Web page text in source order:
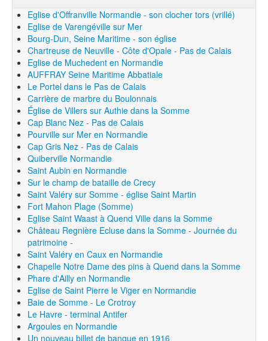
Eglise d'Offranville Normandie - son clocher tors (vrillé)
Eglise de Varengéville sur Mer
Bourg-Dun, Seine Maritime - son église
Chartreuse de Neuville - Côte d'Opale - Pas de Calais
Eglise de Muchedent en Normandie
AUFFRAY Seine Maritime Abbatiale
Le Portel dans le Pas de Calais
Carrière de marbre du Boulonnais
Église de Villers sur Authie dans la Somme
Cap Blanc Nez - Pas de Calais
Pourville sur Mer en Normandie
Cap Gris Nez - Pas de Calais
Quiberville Normandie
Saint Aubin en Normandie
Sur le champ de bataille de Crecy
Saint Valéry sur Somme - église Saint Martin
Fort Mahon Plage (Somme)
Eglise Saint Waast à Quend Ville dans la Somme
Château Regnière Ecluse dans la Somme - Journée du
patrimoine -
Saint Valéry en Caux en Normandie
Chapelle Notre Dame des pins à Quend dans la Somme
Phare d'Ailly en Normandie
Eglise de Saint Pierre le Viger en Normandie
Baie de Somme - Le Crotroy
Le Havre - terminal Antifer
Argoules en Normandie
Un nouveau billet de banque en 1916